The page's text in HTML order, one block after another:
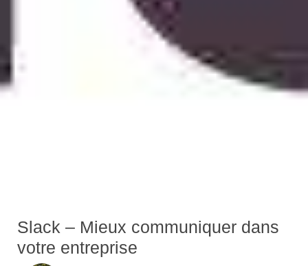
Slack – Mieux communiquer dans
votre entreprise